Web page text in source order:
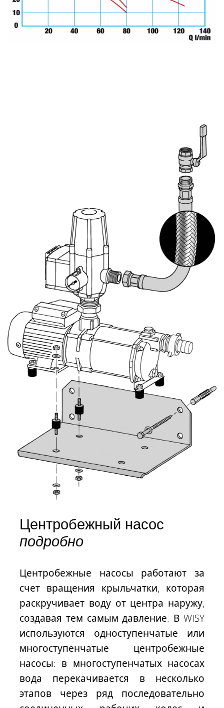
Центробежный насос
подробно
Центробежные насосы работают за
счет вращения крыльчатки, которая
раскручивает воду от центра наружу,
создавая тем самым давление. В WISY
используются одноступенчатые или
многоступенчатые центробежные
насосы: в многоступенчатых насосах
вода перекачивается в несколько
этапов через ряд последовательно